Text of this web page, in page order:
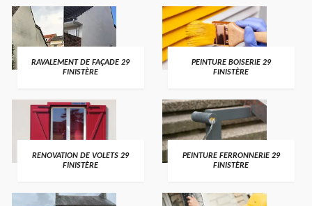
RAVALEMENT DE FAÇADE 29
FINISTÈRE
PEINTURE BOISERIE 29
FINISTÈRE
RENOVATION DE VOLETS 29
FINISTÈRE
PEINTURE FERRONNERIE 29
FINISTÈRE